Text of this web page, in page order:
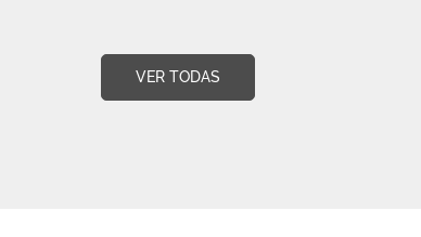
VER TODAS